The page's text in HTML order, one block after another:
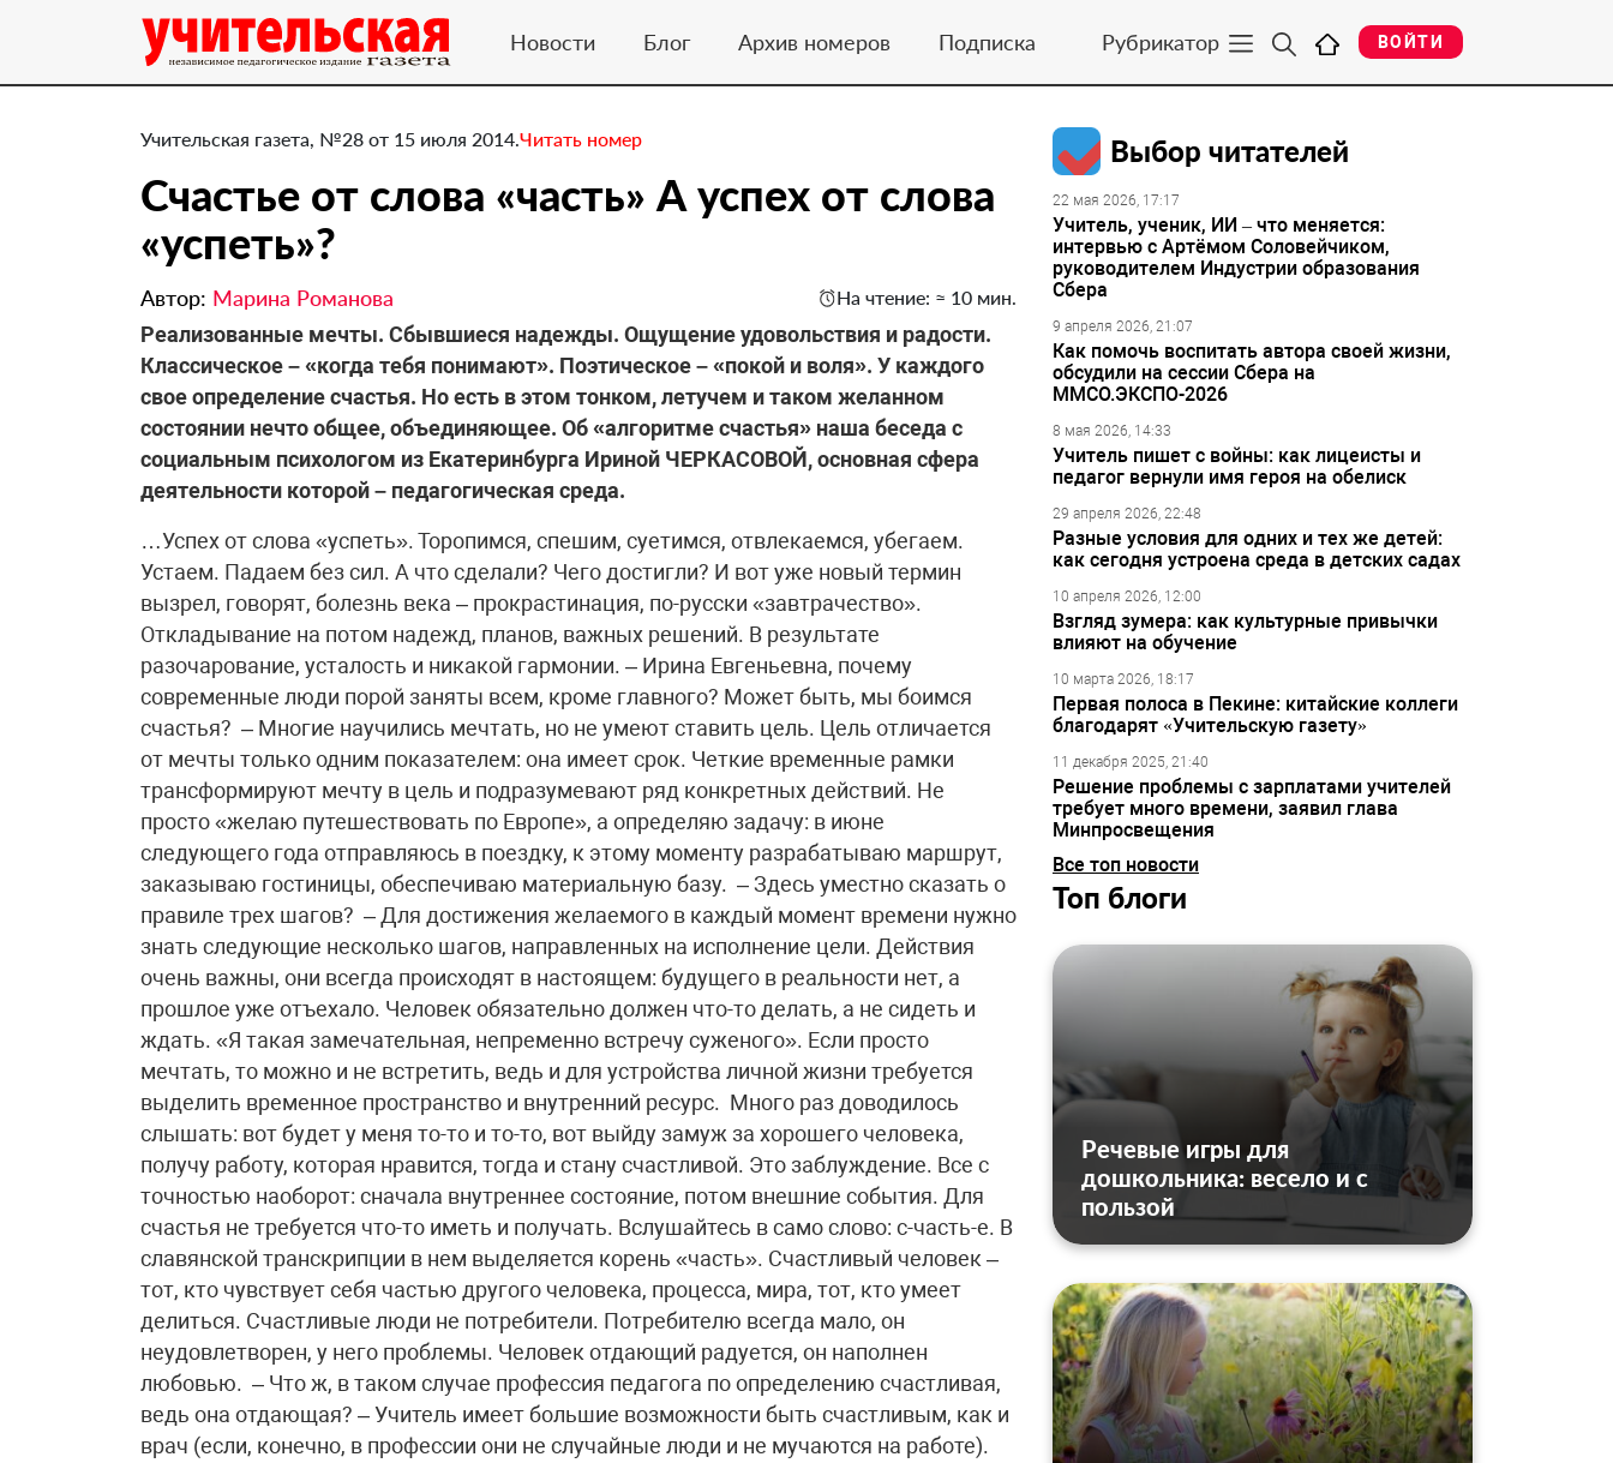
Новости Блог Архив номеров Подписка Рубрикатор ВОЙТИ
Учительская газета, №28 от 15 июля 2014.Читать номер
Счастье от слова «часть» А успех от слова
«успеть»?
Автор: Марина Романова На чтение: ≈ 10 мин.
Реализованные мечты. Сбывшиеся надежды. Ощущение удовольствия и радости.
Классическое – «когда тебя понимают». Поэтическое – «покой и воля». У каждого
свое определение счастья. Но есть в этом тонком, летучем и таком желанном
состоянии нечто общее, объединяющее. Об «алгоритме счастья» наша беседа с
социальным психологом из Екатеринбурга Ириной ЧЕРКАСОВОЙ, основная сфера
деятельности которой – педагогическая среда.
…Успех от слова «успеть». Торопимся, спешим, суетимся, отвлекаемся, убегаем.
Устаем. Падаем без сил. А что сделали? Чего достигли? И вот уже новый термин
вызрел, говорят, болезнь века – прокрастинация, по-русски «завтрачество».
Откладывание на потом надежд, планов, важных решений. В результате
разочарование, усталость и никакой гармонии. – Ирина Евгеньевна, почему
современные люди порой заняты всем, кроме главного? Может быть, мы боимся
счастья? – Многие научились мечтать, но не умеют ставить цель. Цель отличается
от мечты только одним показателем: она имеет срок. Четкие временные рамки
трансформируют мечту в цель и подразумевают ряд конкретных действий. Не
просто «желаю путешествовать по Европе», а определяю задачу: в июне
следующего года отправляюсь в поездку, к этому моменту разрабатываю маршрут,
заказываю гостиницы, обеспечиваю материальную базу. – Здесь уместно сказать о
правиле трех шагов? – Для достижения желаемого в каждый момент времени нужно
знать следующие несколько шагов, направленных на исполнение цели. Действия
очень важны, они всегда происходят в настоящем: будущего в реальности нет, а
прошлое уже отъехало. Человек обязательно должен что-то делать, а не сидеть и
ждать. «Я такая замечательная, непременно встречу суженого». Если просто
мечтать, то можно и не встретить, ведь и для устройства личной жизни требуется
выделить временное пространство и внутренний ресурс. Много раз доводилось
слышать: вот будет у меня то-то и то-то, вот выйду замуж за хорошего человека,
получу работу, которая нравится, тогда и стану счастливой. Это заблуждение. Все с
точностью наоборот: сначала внутреннее состояние, потом внешние события. Для
счастья не требуется что-то иметь и получать. Вслушайтесь в само слово: с-часть-е. В
славянской транскрипции в нем выделяется корень «часть». Счастливый человек –
тот, кто чувствует себя частью другого человека, процесса, мира, тот, кто умеет
делиться. Счастливые люди не потребители. Потребителю всегда мало, он
неудовлетворен, у него проблемы. Человек отдающий радуется, он наполнен
любовью. – Что ж, в таком случае профессия педагога по определению счастливая,
ведь она отдающая? – Учитель имеет большие возможности быть счастливым, как и
врач (если, конечно, в профессии они не случайные люди и не мучаются на работе).
Выбор читателей
22 мая 2026, 17:17
Учитель, ученик, ИИ – что меняется:
интервью с Артёмом Соловейчиком,
руководителем Индустрии образования
Сбера
9 апреля 2026, 21:07
Как помочь воспитать автора своей жизни,
обсудили на сессии Сбера на
ММСО.ЭКСПО-2026
8 мая 2026, 14:33
Учитель пишет с войны: как лицеисты и
педагог вернули имя героя на обелиск
29 апреля 2026, 22:48
Разные условия для одних и тех же детей:
как сегодня устроена среда в детских садах
10 апреля 2026, 12:00
Взгляд зумера: как культурные привычки
влияют на обучение
10 марта 2026, 18:17
Первая полоса в Пекине: китайские коллеги
благодарят «Учительскую газету»
11 декабря 2025, 21:40
Решение проблемы с зарплатами учителей
требует много времени, заявил глава
Минпросвещения
Все топ новости
Топ блоги
Речевые игры для
дошкольника: весело и с
пользой